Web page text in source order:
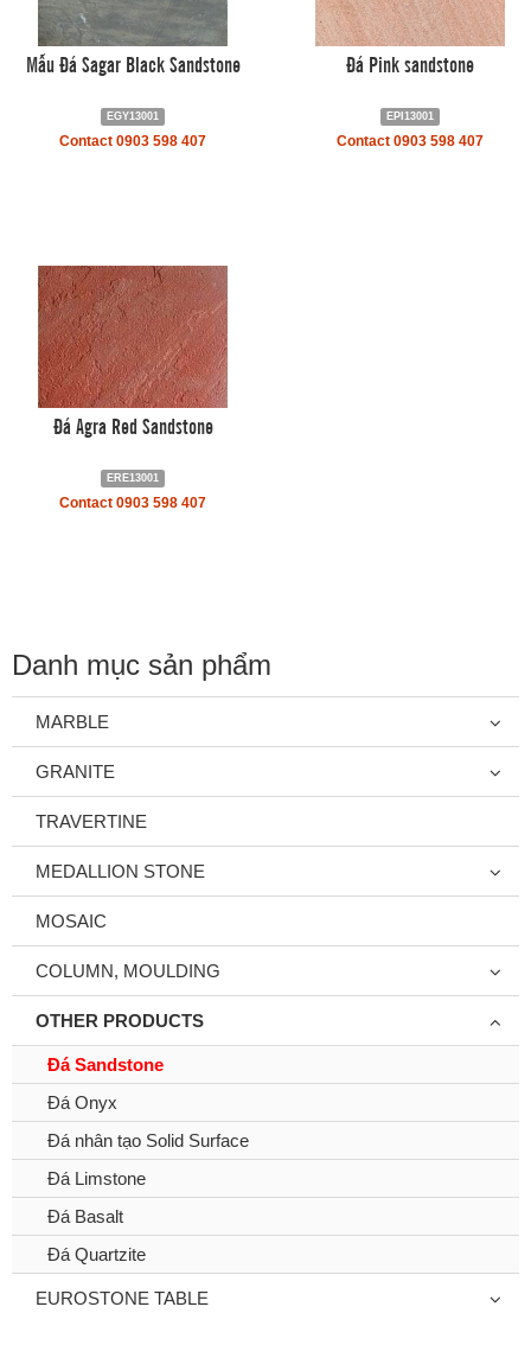
Mẫu Đá Sagar Black Sandstone
EGY13001
Contact 0903 598 407
Đá Pink sandstone
EPI13001
Contact 0903 598 407
Đá Agra Red Sandstone
ERE13001
Contact 0903 598 407
Danh mục sản phẩm
MARBLE
GRANITE
TRAVERTINE
MEDALLION STONE
MOSAIC
COLUMN, MOULDING
OTHER PRODUCTS
Đá Sandstone
Đá Onyx
Đá nhân tạo Solid Surface
Đá Limstone
Đá Basalt
Đá Quartzite
EUROSTONE TABLE